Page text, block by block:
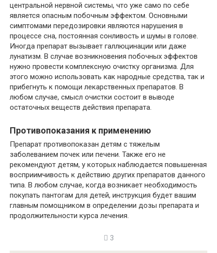
центральной нервной системы, что уже само по себе
является опасным побочным эффектом. Основными
симптомами передозировки являются нарушения в
процессе сна, постоянная сонливость и шумы в голове.
Иногда препарат вызывает галлюцинации или даже
лунатизм. В случае возникновения побочных эффектов
нужно провести комплексную очистку организма. Для
этого можно использовать как народные средства, так и
прибегнуть к помощи лекарственных препаратов. В
любом случае, смысл очистки состоит в выводе
остаточных веществ действия препарата.
Противопоказания к применению
Препарат противопоказан детям с тяжелым
заболеванием почек или печени. Также его не
рекомендуют детям, у которых наблюдается повышенная
восприимчивость к действию других препаратов данного
типа. В любом случае, когда возникает необходимость
покупать пантогам для детей, инструкция будет вашим
главным помощником в определении дозы препарата и
продолжительности курса лечения.
3